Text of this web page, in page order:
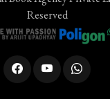
Reserved